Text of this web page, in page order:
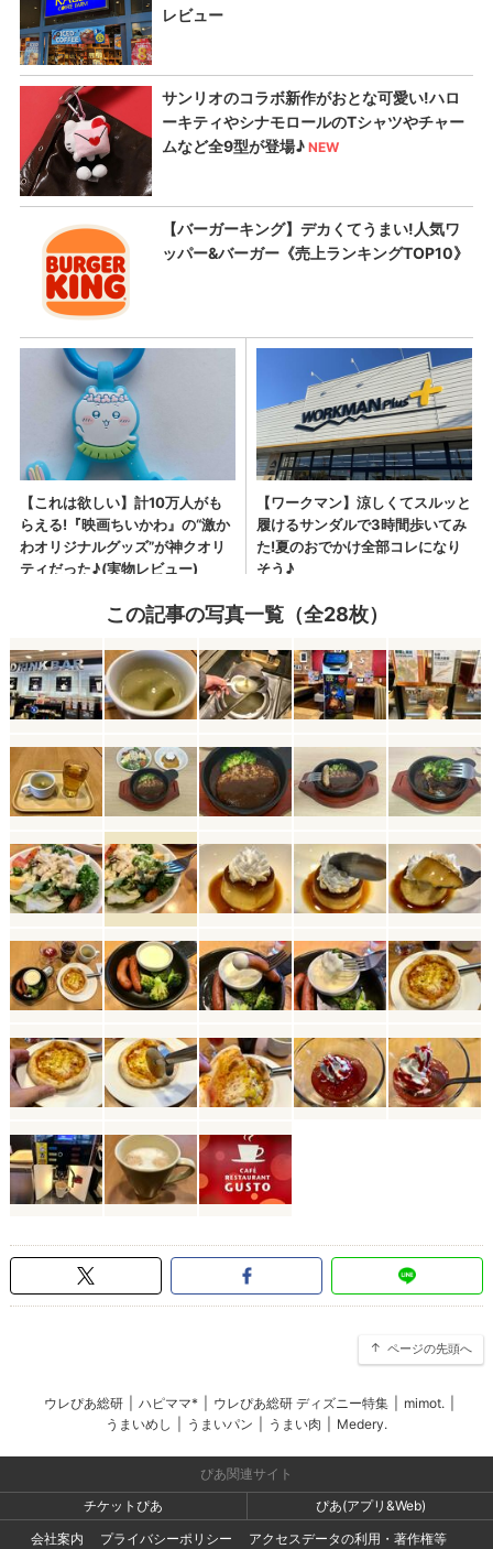
この記事の写真一覧（全28枚）
ページの先頭へ
ウレぴあ総研 ハピママ* ウレぴあ総研 ディズニー特集 mimot.
うまいめし
うまいパン うまい肉 Medery.
ぴあ関連サイト
チケットぴあ
ぴあ(アプリ&Web)
会社案内
プライバシーポリシー アクセスデータの利用・著作権等